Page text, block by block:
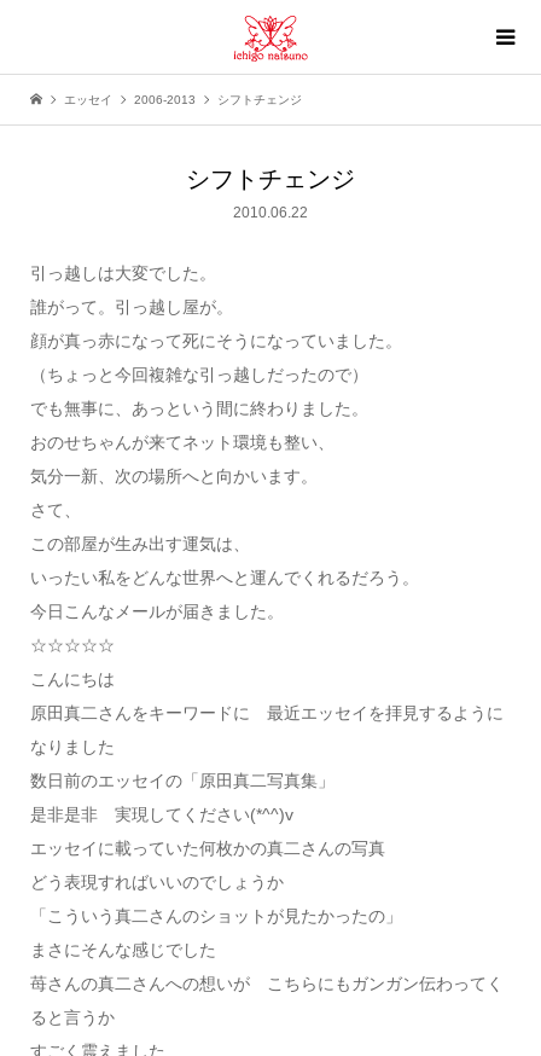
エッセイ 2006-2013 シフトチェンジ
シフトチェンジ
2010.06.22
引っ越しは大変でした。
誰がって。引っ越し屋が。
顔が真っ赤になって死にそうになっていました。
（ちょっと今回複雑な引っ越しだったので）
でも無事に、あっという間に終わりました。
おのせちゃんが来てネット環境も整い、
気分一新、次の場所へと向かいます。
さて、
この部屋が生み出す運気は、
いったい私をどんな世界へと運んでくれるだろう。
今日こんなメールが届きました。
☆☆☆☆☆
こんにちは
原田真二さんをキーワードに 最近エッセイを拝見するように
なりました
数日前のエッセイの「原田真二写真集」
是非是非 実現してください(*^^)v
エッセイに載っていた何枚かの真二さんの写真
どう表現すればいいのでしょうか
「こういう真二さんのショットが見たかったの」
まさにそんな感じでした
苺さんの真二さんへの想いが こちらにもガンガン伝わってく
ると言うか
すごく震えました